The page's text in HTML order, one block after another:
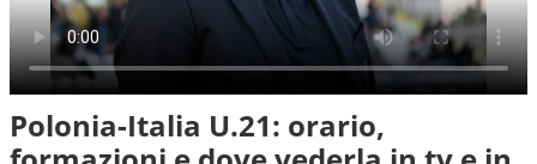
Polonia-Italia U.21: orario,